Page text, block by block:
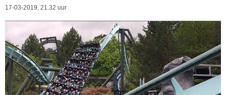
17-03-2019, 21.32 uur